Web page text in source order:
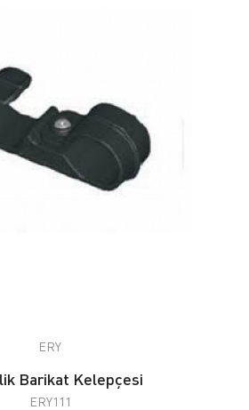
ERY
Barikat Kelepçesi
ERY111